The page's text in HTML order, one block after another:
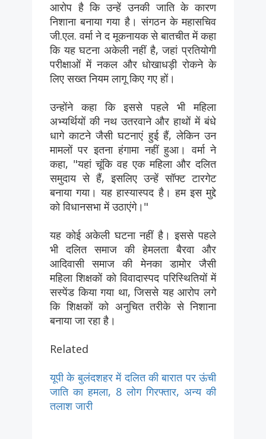
आरोप है कि उन्हें उनकी जाति के कारण
निशाना बनाया गया है। संगठन के महासचिव
जी.एल. वर्मा ने द मूकनायक से बातचीत में कहा
कि यह घटना अकेली नहीं है, जहां प्रतियोगी
परीक्षाओं में नकल और धोखाधड़ी रोकने के
लिए सख्त नियम लागू किए गए हों।
उन्होंने कहा कि इससे पहले भी महिला
अभ्यर्थियों की नथ उतरवाने और हाथों में बंधे
धागे काटने जैसी घटनाएं हुई हैं, लेकिन उन
मामलों पर इतना हंगामा नहीं हुआ। वर्मा ने
कहा, "यहां चूंकि वह एक महिला और दलित
समुदाय से हैं, इसलिए उन्हें सॉफ्ट टारगेट
बनाया गया। यह हास्यास्पद है। हम इस मुद्दे
को विधानसभा में उठाएंगे।"
यह कोई अकेली घटना नहीं है। इससे पहले
भी दलित समाज की हेमलता बैरवा और
आदिवासी समाज की मेनका डामोर जैसी
महिला शिक्षकों को विवादास्पद परिस्थितियों में
सस्पेंड किया गया था, जिससे यह आरोप लगे
कि शिक्षकों को अनुचित तरीके से निशाना
बनाया जा रहा है।
Related
यूपी के बुलंदशहर में दलित की बारात पर ऊंची
जाति का हमला, 8 लोग गिरफ्तार, अन्य की
तलाश जारी